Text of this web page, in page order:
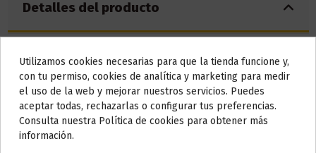
Detalles del producto
Bote 10 ml
Base 50% VG / 50% PG
Marca Kings Crest
Do not show again.
AVISO IMPORTANTE
Nos tomamos unos días
Todos los pedidos realizados desde el
Utilizamos cookies necesarias para que la tienda funcione y,
con tu permiso, cookies de analítica y marketing para medir
el uso de la web y mejorar nuestros servicios. Puedes
aceptar todas, rechazarlas o configurar tus preferencias.
Consulta nuestra Política de cookies para obtener más
información.